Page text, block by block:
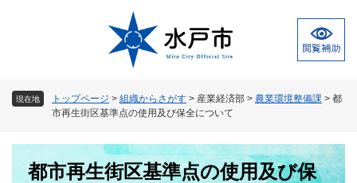
現在地 トップページ > 組織からさがす > 産業経済部 > 農業環境整備課 > 都
市再生街区基準点の使用及び保全について
都市再生街区基準点の使用及び保